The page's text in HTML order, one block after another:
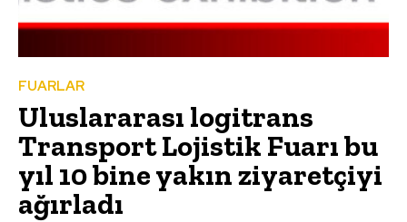
FUARLAR
Uluslararası logitrans
Transport Lojistik Fuarı bu
yıl 10 bine yakın ziyaretçiyi
ağırladı